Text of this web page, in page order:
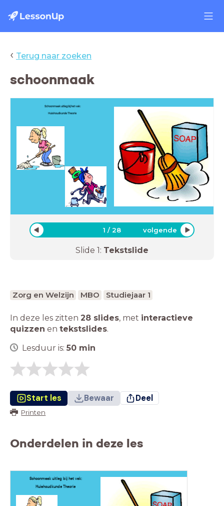
‹ Terug naar zoeken
schoonmaak
Schoonmaak uitleg bij het vak:
Huishoudkunde Theorie
1 /28 volgende
Slide 1: Tekstslide
Zorg en Welzijn MBO Studiejaar 1
In deze les zitten 28 slides, met interactieve
quizzen en tekstslides.
Lesduur is: 50 min
Start les Bewaar Deel
Printen
Onderdelen in deze les
Schoonmaak uitleg bij het vak:
Huishoudkunde Theorie